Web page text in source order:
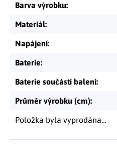
Barva výrobku:
Materiál:
Napájení:
Baterie:
Baterie součástí balení:
Průměr výrobku (cm):
Položka byla vyprodána…